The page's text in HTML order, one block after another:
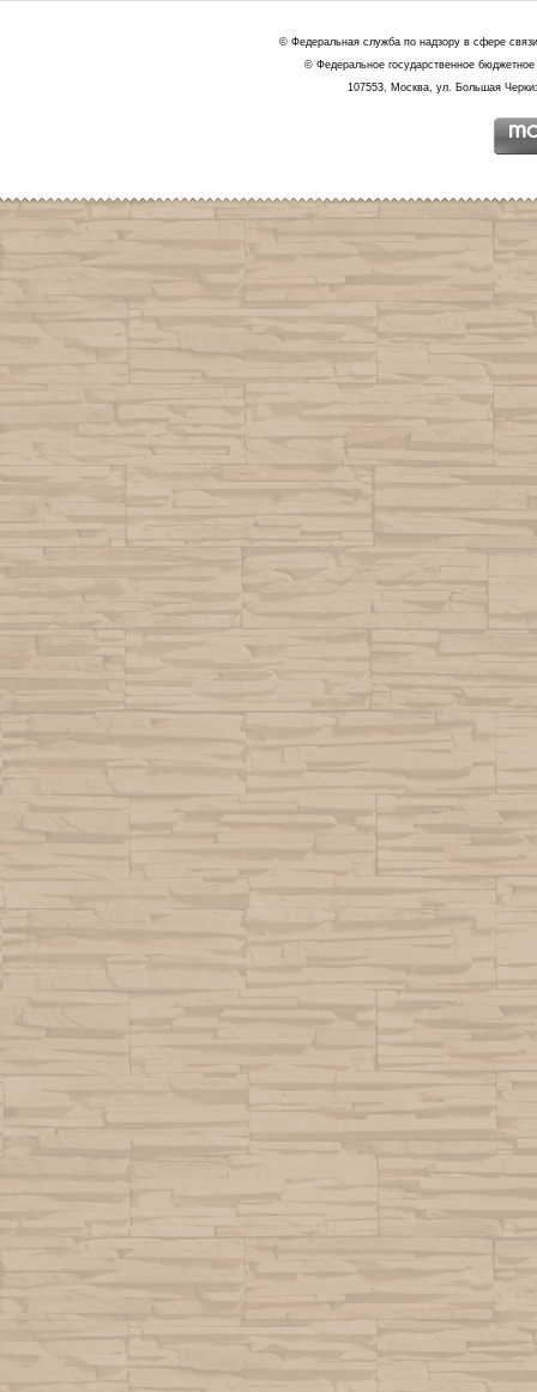
© Федеральная служба по надзору в сфере
© Федеральное государственное
107553, Москва, ул. Большая